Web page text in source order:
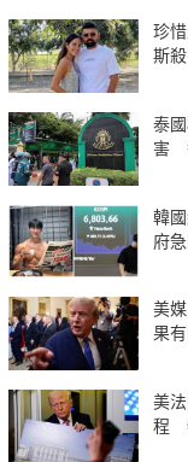
珍
斯
泰
害
韓
府
美
果
美
程